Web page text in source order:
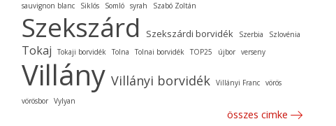
sauvignon blanc
Siklós Somló syrah Szabó Zoltán
Szekszárd Szekszárdi borvidék Szerbia Szlovénia
Tokaj Tokaji borvidék Tolna Tolnai borvidék TOP25 újbor verseny
Villány Villányi borvidék Villányi Franc vörös
vörösbor Vylyan
összes cimke